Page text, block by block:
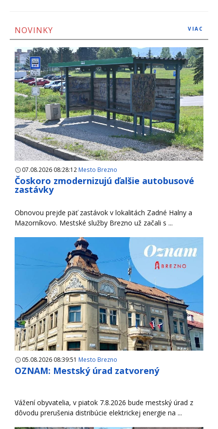
NOVINKY VIAC
07.08.2026 08:28:12 Mesto Brezno
Čoskoro zmodernizujú ďalšie autobusové
zastávky
Obnovou prejde päť zastávok v lokalitách Zadné Halny a
Mazorníkovo. Mestské služby Brezno už začali s ...
05.08.2026 08:39:51 Mesto Brezno
OZNAM: Mestský úrad zatvorený
Vážení obyvatelia, v piatok 7.8.2026 bude mestský úrad z
dôvodu prerušenia distribúcie elektrickej energie na ...